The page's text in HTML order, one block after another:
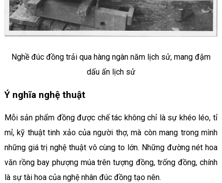
Nghề đúc đồng trải qua hàng ngàn năm lịch sử, mang đậm
dấu ấn lịch sử
Ý nghĩa nghệ thuật
Mỗi sản phẩm đồng được chế tác không chỉ là sự khéo léo, tỉ
mỉ, kỹ thuật tinh xảo của người thợ, mà còn mang trong mình
những giá trị nghệ thuật vô cùng to lớn. Những đường nét hoa
văn rồng bay phượng múa trên tượng đồng, trống đồng, chính
là sự tài hoa của nghệ nhân đúc đồng tạo nên.